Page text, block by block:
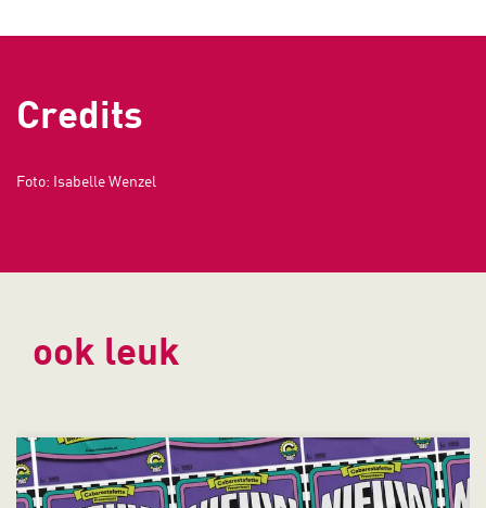
Credits
Foto: Isabelle Wenzel
ook leuk